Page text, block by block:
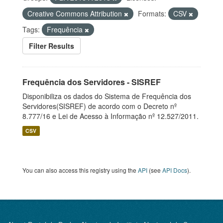
Creative Commons Attribution
Formats:
CSV
Tags:
Frequência
Filter Results
Frequência dos Servidores - SISREF
Disponibiliza os dados do Sistema de Frequência dos
Servidores(SISREF) de acordo com o Decreto nº
8.777/16 e Lei de Acesso à Informação nº 12.527/2011.
CSV
You can also access this registry using the API (see API Docs).